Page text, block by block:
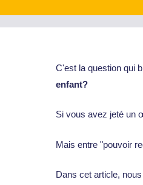
C'est la question qui
enfant?
Si vous avez jeté un
Mais entre "pouvoir
Dans cet article,